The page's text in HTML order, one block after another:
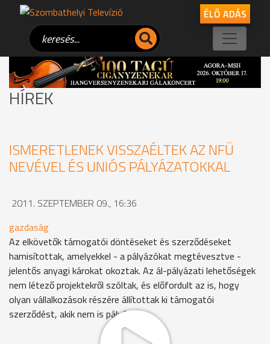
ÉLŐ ADÁS
HÍREK
ISMERETLENEK VISSZAÉLTEK AZ NFÜ
NEVÉVEL ÉS UNIÓS PÁLYÁZATOKKAL
2011. SZEPTEMBER 09., 16:36
gazdaság
Az elkövetők támogatói döntéseket és szerződéseket
hamisítottak, amelyekkel - a pályázókat megtévesztve -
jelentős anyagi károkat okoztak. Az ál-pályázati lehetőségek
nem létező projektekről szóltak, és előfordult az is, hogy
olyan vállalkozások részére állítottak ki támogatói
szerződést, akik nem is pályáztak.